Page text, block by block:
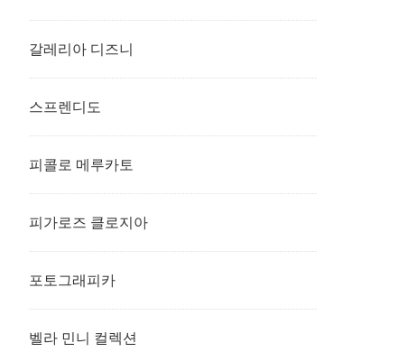
갈레리아 디즈니
스프렌디도
피콜로 메루카토
피가로즈 클로지아
포토그래피카
벨라 민니 컬렉션